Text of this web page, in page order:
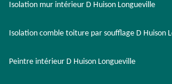
Isolation mur intérieur D Huison Longueville
Isolation comble toiture par soufflage D Huison
Peintre intérieur D Huison Longueville